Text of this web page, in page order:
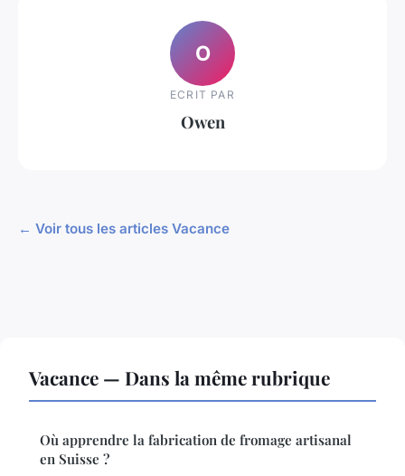
O
ECRIT PAR
Owen
← Voir tous les articles Vacance
Vacance — Dans la même rubrique
Où apprendre la fabrication de fromage artisanal
en Suisse ?